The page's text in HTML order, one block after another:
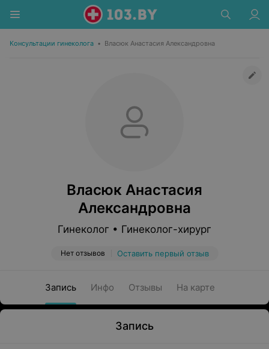
Консультации гинеколога • Власюк Анастасия Александровна
Власюк Анастасия
Александровна
Гинеколог • Гинеколог-хирург
Нет отзывов Оставить первый отзыв
Запись Инфо Отзывы На карте
Запись